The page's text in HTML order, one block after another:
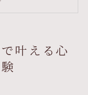
スを解消しよう
る秘訣とは
叶える心